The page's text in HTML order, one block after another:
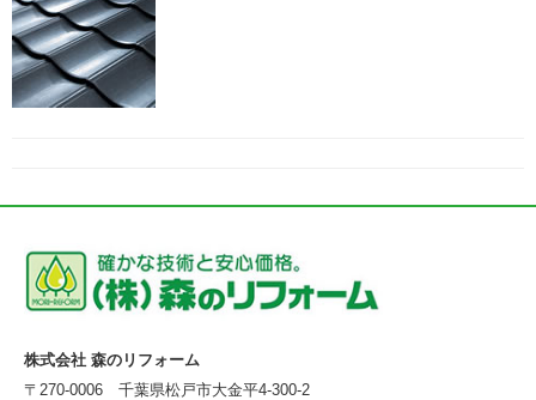
株式会社 森のリフォーム
〒270-0006 千葉県松戸市大金平4-300-2